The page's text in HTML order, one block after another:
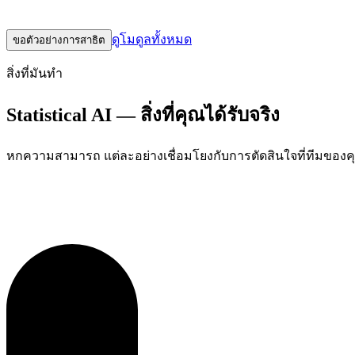
ขอตัวอย่างการสาธิต ดูโมดูลทั้งหมด
สิ่งที่มันทำ
Statistical AI — สิ่งที่คุณได้รับจริง
หกความสามารถ แต่ละอย่างเชื่อมโยงกับการตัดสินใจที่ทีมขอ